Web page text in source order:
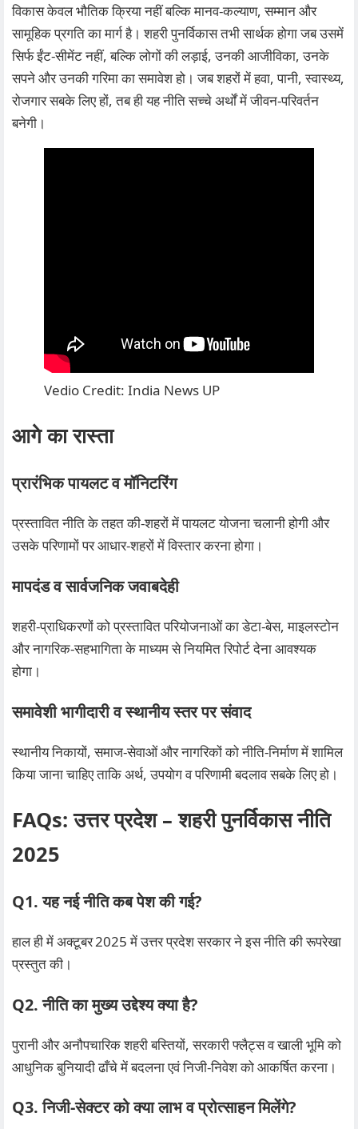
विकास केवल भौतिक क्रिया नहीं बल्कि मानव‑कल्याण, सम्मान और
सामूहिक प्रगति का मार्ग है। शहरी पुनर्विकास तभी सार्थक होगा जब उसमें
सिर्फ ईंट‑सीमेंट नहीं, बल्कि लोगों की लड़ाई, उनकी आजीविका, उनके
सपने और उनकी गरिमा का समावेश हो। जब शहरों में हवा, पानी, स्वास्थ्य,
रोजगार सबके लिए हों, तब ही यह नीति सच्चे अर्थों में जीवन‑परिवर्तन
बनेगी।
Vedio Credit: India News UP
आगे का रास्ता
प्रारंभिक पायलट व मॉनिटरिंग
प्रस्तावित नीति के तहत की‑शहरों में पायलट योजना चलानी होगी और
उसके परिणामों पर आधार‑शहरों में विस्तार करना होगा।
मापदंड व सार्वजनिक जवाबदेही
शहरी‑प्राधिकरणों को प्रस्तावित परियोजनाओं का डेटा‑बेस, माइलस्टोन
और नागरिक‑सहभागिता के माध्यम से नियमित रिपोर्ट देना आवश्यक
होगा।
समावेशी भागीदारी व स्थानीय स्तर पर संवाद
स्थानीय निकायों, समाज‑सेवाओं और नागरिकों को नीति‑निर्माण में शामिल
किया जाना चाहिए ताकि अर्थ, उपयोग व परिणामी बदलाव सबके लिए हो।
FAQs: उत्तर प्रदेश – शहरी पुनर्विकास नीति
2025
Q1. यह नई नीति कब पेश की गई?
हाल ही में अक्टूबर 2025 में उत्तर प्रदेश सरकार ने इस नीति की रूपरेखा
प्रस्तुत की।
Q2. नीति का मुख्य उद्देश्य क्या है?
पुरानी और अनौपचारिक शहरी बस्तियों, सरकारी फ्लैट्स व खाली भूमि को
आधुनिक बुनियादी ढाँचे में बदलना एवं निजी‑निवेश को आकर्षित करना।
Q3. निजी‑सेक्टर को क्या लाभ व प्रोत्साहन मिलेंगे?